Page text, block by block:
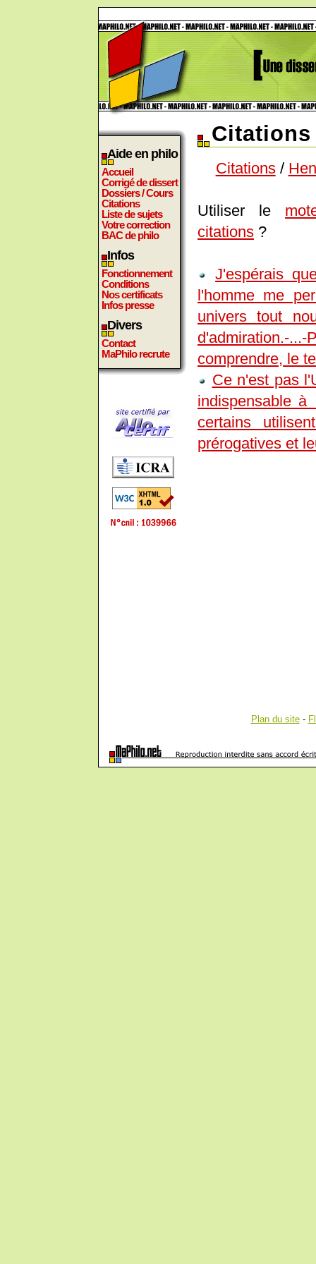
Aide en philo
Accueil
Corrigé de dissert
Dossiers / Cours
Citations
Liste de sujets
Votre correction
BAC de philo
Infos
Fonctionnement
Conditions
Nos certificats
Infos presse
Divers
Contact
MaPhilo recrute
Citations/
Utiliser le
citations ?
J'espérais
l'homme me
univers tout
comprendre, le
Ce n'est pas
indispensable
certains
prérogatives et
Plan du site-